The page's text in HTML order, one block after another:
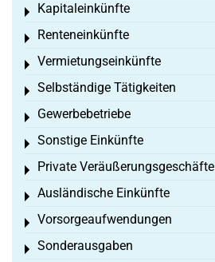
Kapitaleinkünfte
Toggle menu
Renteneinkünfte
Toggle menu
Vermietungseinkünfte
Toggle menu
Selbständige Tätigkeiten
Toggle menu
Gewerbebetriebe
Toggle menu
Sonstige Einkünfte
Toggle menu
Private Veräußerungsgeschäfte
Toggle menu
Ausländische Einkünfte
Toggle menu
Vorsorgeaufwendungen
Toggle menu
Sonderausgaben
Toggle menu